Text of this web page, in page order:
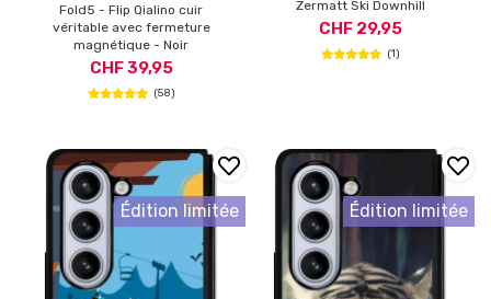
Fold5 - Flip Qialino cuir
véritable avec fermeture
magnétique - Noir
CHF 39,95
(58)
Zermatt Ski Downhill
CHF 29,95
(1)
Édition limitée Édition limitée